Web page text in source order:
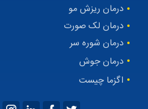
درمان ریزش مو
درمان لک صورت
درمان شوره سر
درمان جوش
اگزما چیست